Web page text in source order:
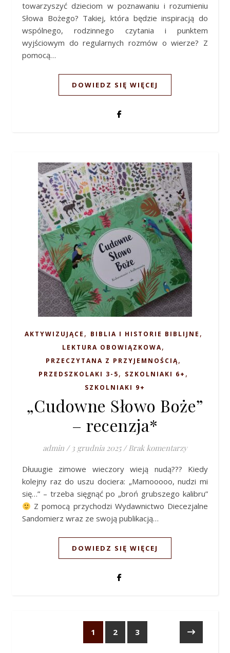
towarzyszyć dzieciom w poznawaniu i rozumieniu
Słowa Bożego? Takiej, która będzie inspiracją do
wspólnego, rodzinnego czytania i punktem
wyjściowym do regularnych rozmów o wierze? Z
pomocą…
DOWIEDZ SIĘ WIĘCEJ
AKTYWIZUJĄCE , BIBLIA I HISTORIE BIBLIJNE ,
LEKTURA OBOWIĄZKOWA,
PRZECZYTANA Z PRZYJEMNOŚCIĄ,
PRZEDSZKOLAKI 3-5, SZKOLNIAKI 6+ ,
SZKOLNIAKI 9+
„Cudowne Słowo Boże”
– recenzja*
admin / 3 grudnia 2025 / Brak komentarzy
Dłuuugie zimowe wieczory wieją nudą??? Kiedy
kolejny raz do uszu dociera: „Mamooooo, nudzi mi
się…” – trzeba sięgnąć po „broń grubszego kalibru”
Z pomocą przychodzi Wydawnictwo Diecezjalne
Sandomierz wraz ze swoją publikacją…
DOWIEDZ SIĘ WIĘCEJ
1 2 3